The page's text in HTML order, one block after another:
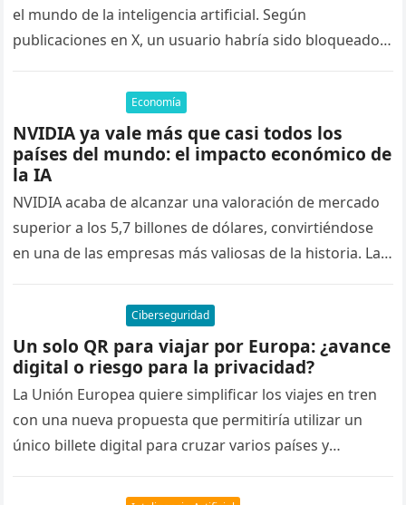
el mundo de la inteligencia artificial. Según
publicaciones en X, un usuario habría sido bloqueado
Economía
NVIDIA ya vale más que casi todos los
países del mundo: el impacto económico de
la IA
NVIDIA acaba de alcanzar una valoración de mercado
superior a los 5,7 billones de dólares, convirtiéndose
en una de las empresas más valiosas de la historia. La…
Ciberseguridad
Un solo QR para viajar por Europa: ¿avance
digital o riesgo para la privacidad?
La Unión Europea quiere simplificar los viajes en tren
con una nueva propuesta que permitiría utilizar un
único billete digital para cruzar varios países y